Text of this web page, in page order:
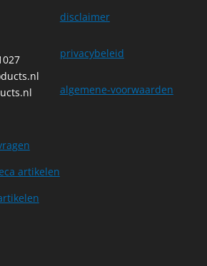
artikelen
disclaimer
privacybeleid
algemene-voorwaarden